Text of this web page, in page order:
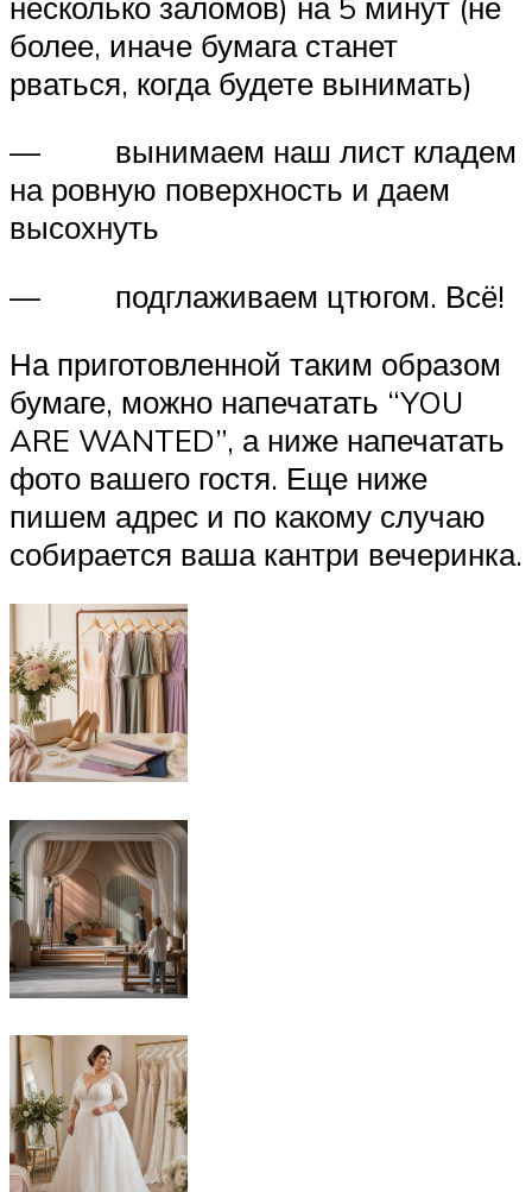
более, иначе бумага станет
рваться, когда будете вынимать)
— вынимаем наш лист кладем
на ровную поверхность и даем
высохнуть
— подглаживаем цтюгом. Всё!
На приготовленной таким образом
бумаге, можно напечатать “YOU
ARE WANTED”, а ниже напечатать
фото вашего гостя. Еще ниже
пишем адрес и по какому случаю
собирается ваша кантри вечеринка.